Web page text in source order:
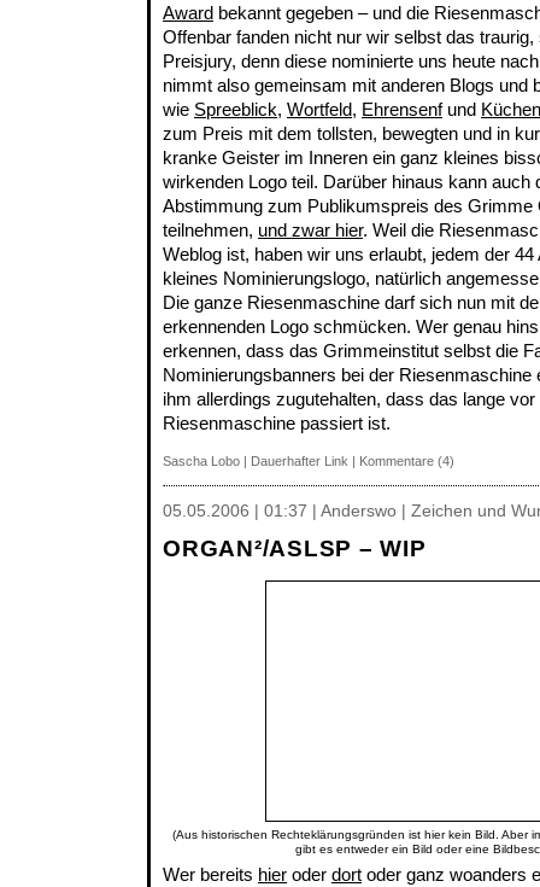
Award bekannt gegeben – und die
Offenbar fanden nicht nur wir selbst das
Preisjury, denn diese nominierte uns heute
nimmt also gemeinsam mit anderen Blogs und
wie Spreeblick, Wortfeld, Ehrensenfund
zum Preis mit dem tollsten, bewegten und in
kranke Geister im Inneren ein ganz kleines
wirkenden Logo teil. Darüber hinaus kann auch
Abstimmung zum Publikumspreis des Grimme
teilnehmen, und zwar hier. Weil die
Weblog ist, haben wir uns erlaubt, jedem der 44
kleines Nominierungslogo, natürlich
Die ganze Riesenmaschine darf sich nun mit
erkennenden Logo schmücken. Wer genau
erkennen, dass das Grimmeinstitut selbst die
Nominierungsbanners bei der Riesenmaschine
ihm allerdings zugutehalten, dass das lange
Riesenmaschine passiert ist.
Sascha Lobo | Dauerhafter Link | Kommentare (4)
05.05.2006 | 01:37 | Anderswo | Zeichen und
ORGAN²/ASLSP – WIP
(Aus historischen Rechteklärungsgründen ist hier kein Bild. Aber
gibt es entweder ein Bild oder eine
Wer bereits hier oder dort oder ganz woanders